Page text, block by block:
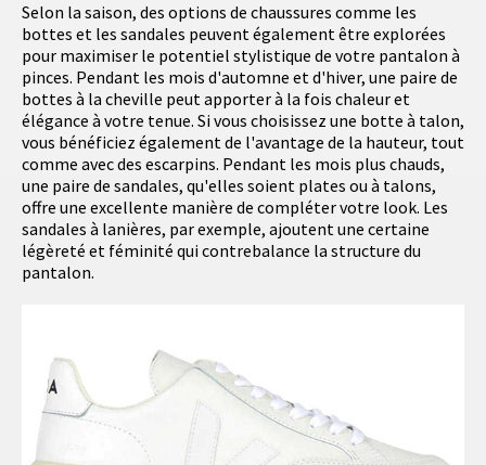
Selon la saison, des options de chaussures comme les
bottes et les sandales peuvent également être explorées
pour maximiser le potentiel stylistique de votre pantalon à
pinces. Pendant les mois d'automne et d'hiver, une paire de
bottes à la cheville peut apporter à la fois chaleur et
élégance à votre tenue. Si vous choisissez une botte à talon,
vous bénéficiez également de l'avantage de la hauteur, tout
comme avec des escarpins. Pendant les mois plus chauds,
une paire de sandales, qu'elles soient plates ou à talons,
offre une excellente manière de compléter votre look. Les
sandales à lanières, par exemple, ajoutent une certaine
légèreté et féminité qui contrebalance la structure du
pantalon.